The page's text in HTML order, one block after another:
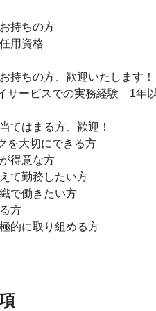
持ちの方
用資格
持ちの方、歓迎いたします！
サービスでの実務経験 1年
てはまる方、歓迎！
を大切にできる方
得意な方
て勤務したい方
で働きたい方
方
的に取り組める方